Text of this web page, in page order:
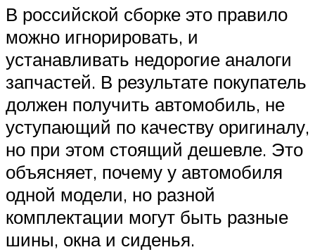
В российской сборке это правило
можно игнорировать, и
устанавливать недорогие аналоги
запчастей. В результате покупатель
должен получить автомобиль, не
уступающий по качеству оригиналу,
но при этом стоящий дешевле. Это
объясняет, почему у автомобиля
одной модели, но разной
комплектации могут быть разные
шины, окна и сиденья.